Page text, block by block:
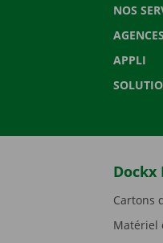
NOS
AGENCES
APPLI
Dockx
Cartons
Matériel